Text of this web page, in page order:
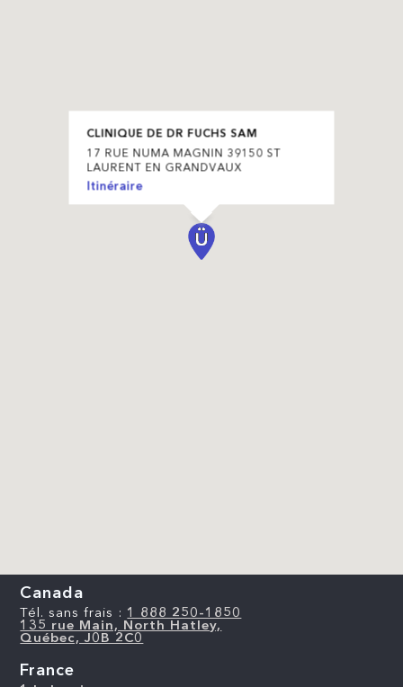
CLINIQUE DE DR FUCHS SAM
17 RUE NUMA MAGNIN 39150 ST
LAURENT EN GRANDVAUX
Itinéraire
Canada
Tél. sans frais : 1 888 250-1850
135 rue Main, North Hatley,
Québec, J0B 2C0
France